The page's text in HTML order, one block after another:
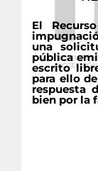
El
una
pública
escrito
para ello
respuesta
bien por la